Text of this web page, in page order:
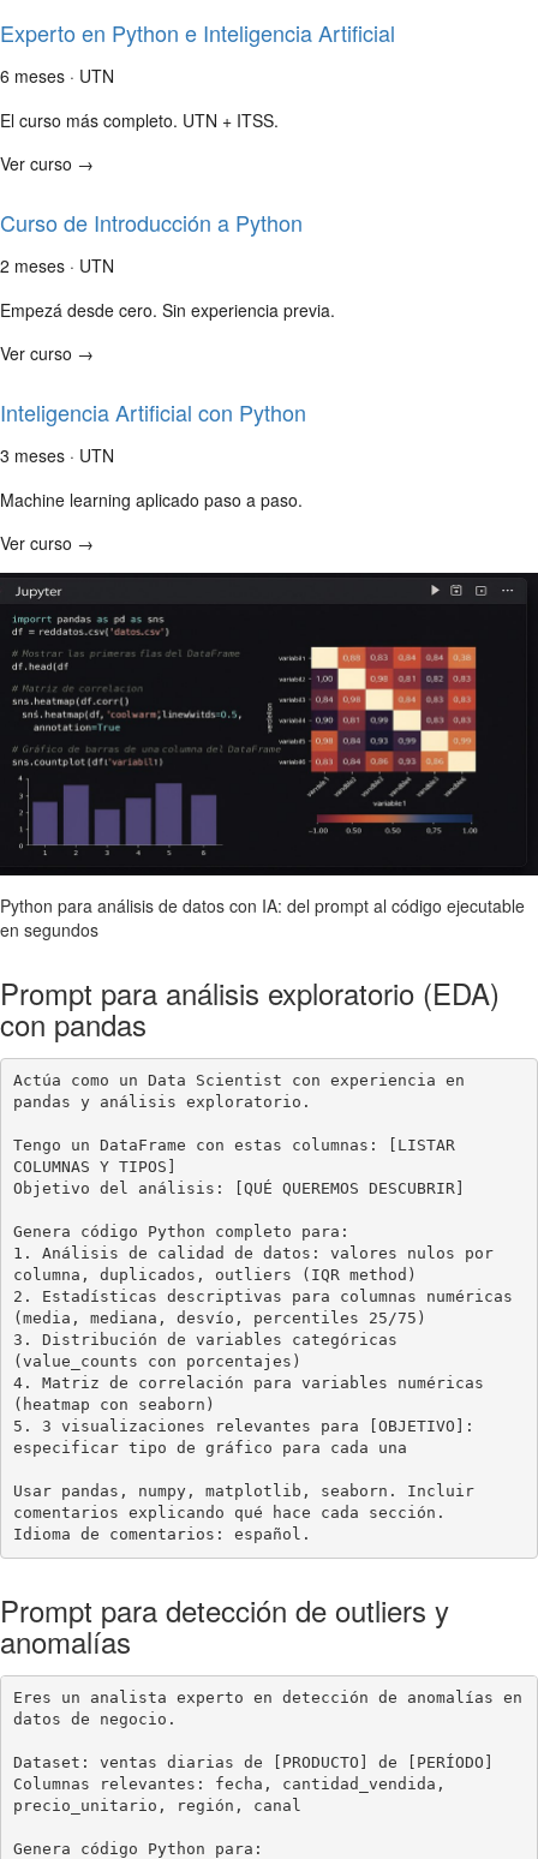
Experto en Python e Inteligencia Artificial
6 meses · UTN
El curso más completo. UTN + ITSS.
Ver curso →
Curso de Introducción a Python
2 meses · UTN
Empezá desde cero. Sin experiencia previa.
Ver curso →
Inteligencia Artificial con Python
3 meses · UTN
Machine learning aplicado paso a paso.
Ver curso →
Python para análisis de datos con IA: del prompt al código ejecutable
en segundos
Prompt para análisis exploratorio (EDA)
con pandas
Actúa como un Data Scientist con experiencia en
pandas y análisis exploratorio.
Tengo un DataFrame con estas columnas: [LISTAR
COLUMNAS Y TIPOS]
Objetivo del análisis: [QUÉ QUEREMOS DESCUBRIR]
Genera código Python completo para:
1. Análisis de calidad de datos: valores nulos por
columna, duplicados, outliers (IQR method)
2. Estadísticas descriptivas para columnas numéricas
(media, mediana, desvío, percentiles 25/75)
3. Distribución de variables categóricas
(value_counts con porcentajes)
4. Matriz de correlación para variables numéricas
(heatmap con seaborn)
5. 3 visualizaciones relevantes para [OBJETIVO]:
especificar tipo de gráfico para cada una
Usar pandas, numpy, matplotlib, seaborn. Incluir
comentarios explicando qué hace cada sección.
Idioma de comentarios: español.
Prompt para detección de outliers y
anomalías
Eres un analista experto en detección de anomalías en
datos de negocio.
Dataset: ventas diarias de [PRODUCTO] de [PERÍODO]
Columnas relevantes: fecha, cantidad_vendida,
precio_unitario, región, canal
Genera código Python para: